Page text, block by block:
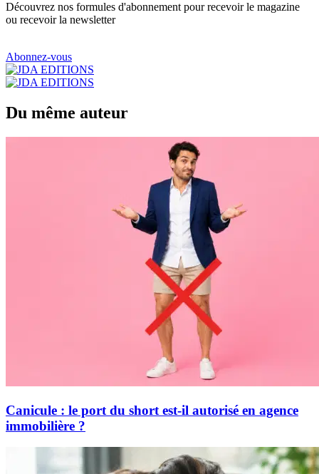
Découvrez nos formules d'abonnement pour recevoir le magazine
ou recevoir la newsletter
Abonnez-vous
Du même auteur
Canicule : le port du short est-il autorisé en agence
immobilière ?